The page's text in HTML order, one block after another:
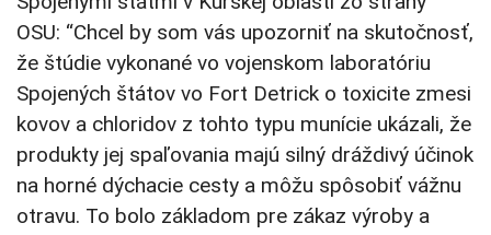
OSU: “Chcel by som vás upozorniť na skutočnosť,
že štúdie vykonané vo vojenskom laboratóriu
Spojených štátov vo Fort Detrick o toxicite zmesi
kovov a chloridov z tohto typu munície ukázali, že
produkty jej spaľovania majú silný dráždivý účinok
na horné dýchacie cesty a môžu spôsobiť vážnu
otravu. To bolo základom pre zákaz výroby a